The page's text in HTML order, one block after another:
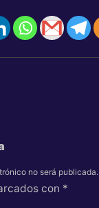
no será publicada.
con *